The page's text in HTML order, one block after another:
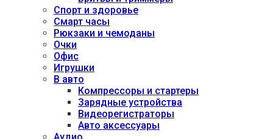
Спорт и здоровье
Смарт часы
Рюкзаки и чемоданы
Очки
Офис
Игрушки
В авто
Компрессоры и стартеры
Зарядные устройства
Видеорегистраторы
Авто аксессуары